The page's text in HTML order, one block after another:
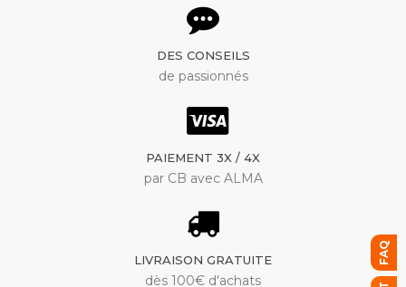
DES CONSEILS
de passionnés
PAIEMENT 3X / 4X
par CB avec ALMA
LIVRAISON GRATUITE
dès 100€ d'achats
FAQ